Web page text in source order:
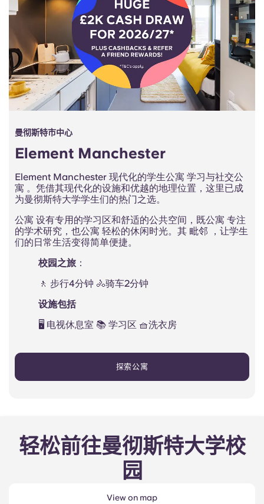
Portuguese
曼彻斯特市中心
Element Manchester
Element Manchester 现代化的学生公寓 学习与社交公
寓 。凭借其现代化的设施和优越的地理位置，这里已成
为曼彻斯特大学学生们的热门之选。
公寓 设有专用的学习区和舒适的公共空间，既公寓 专注
的学术研究，也公寓 轻松的休闲时光。其 毗邻 ，让学生
们的日常生活变得简单便捷。
校园之旅 ：
🚶 步行4分钟 🚴骑车2分钟
设施包括
🖥️ 电视休息室 📚 学习区 🧺洗衣房
探索公寓
轻松前往曼彻斯特大学校
园
View on map